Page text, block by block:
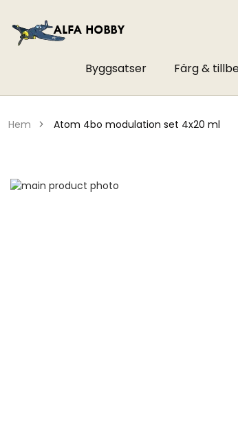
Byggsatser Färg &
hem atom 4bo modulation set 4x20 ml
Hoppa